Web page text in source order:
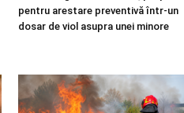
pentru arestare preventivă într-un
dosar de viol asupra unei minore